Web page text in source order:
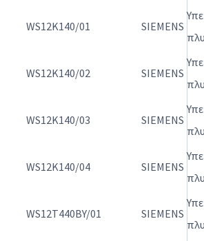
WS12K140/01 SIEMENS
WS12K140/02 SIEMENS
WS12K140/03 SIEMENS
WS12K140/04 SIEMENS
WS12T440BY/01 SIEMENS